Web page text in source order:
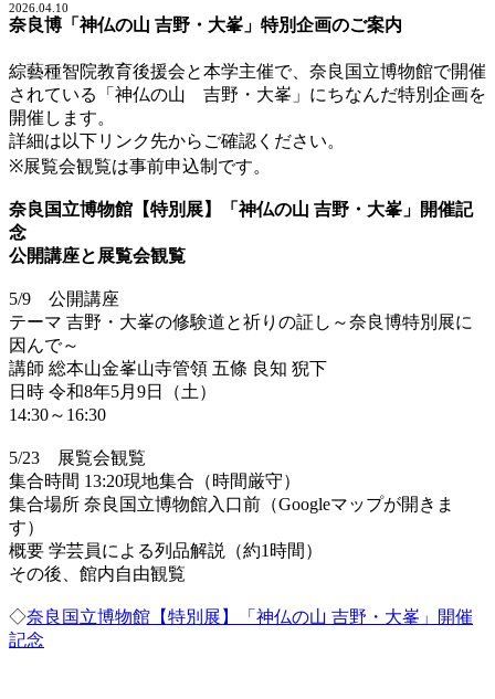
2026.04.10
奈良博「神仏の山 吉野・大峯」特別企画のご案内
綜藝種智院教育後援会と本学主催で、奈良国立博物館で開催
されている「神仏の山 吉野・大峯」にちなんだ特別企画を
開催します。
詳細は以下リンク先からご確認ください。
※展覧会観覧は事前申込制です。
奈良国立博物館【特別展】「神仏の山 吉野・大峯」開催記
念
公開講座と展覧会観覧
5/9 公開講座
テーマ 吉野・大峯の修験道と祈りの証し～奈良博特別展に
因んで～
講師 総本山金峯山寺管領 五條 良知 猊下
日時 令和8年5月9日（土）
14:30～16:30
5/23 展覧会観覧
集合時間 13:20現地集合（時間厳守）
集合場所 奈良国立博物館入口前（Googleマップが開きま
す）
概要 学芸員による列品解説（約1時間）
その後、館内自由観覧
◇奈良国立博物館【特別展】「神仏の山 吉野・大峯」開催
記念